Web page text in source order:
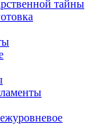
тайны